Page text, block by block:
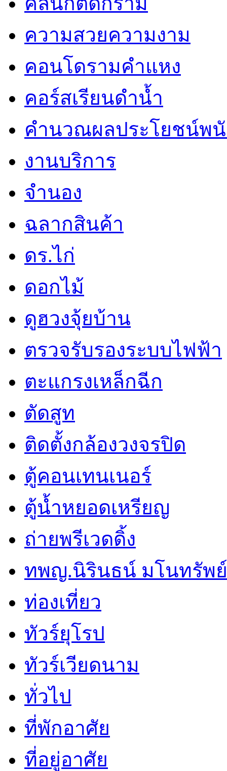
ความสวยความงาม
คอนโดรามคำแหง
คอร์สเรียนดำน้ำ
คำนวณผลประโยชน์พ
งานบริการ
จำนอง
ฉลากสินค้า
ดร.ไก่
ดอกไม้
ดูฮวงจุ้ยบ้าน
ตรวจรับรองระบบไฟฟ้า
ตะแกรงเหล็กฉีก
ตัดสูท
ติดตั้งกล้องวงจรปิด
ตู้คอนเทนเนอร์
ตู้น้ำหยอดเหรียญ
ถ่ายพรีเวดดิ้ง
ทพญ.นิรินธน์ มโนทรัพ
ท่องเที่ยว
ทัวร์ยุโรป
ทัวร์เวียดนาม
ทั่วไป
ที่พักอาศัย
ที่อยู่อาศัย